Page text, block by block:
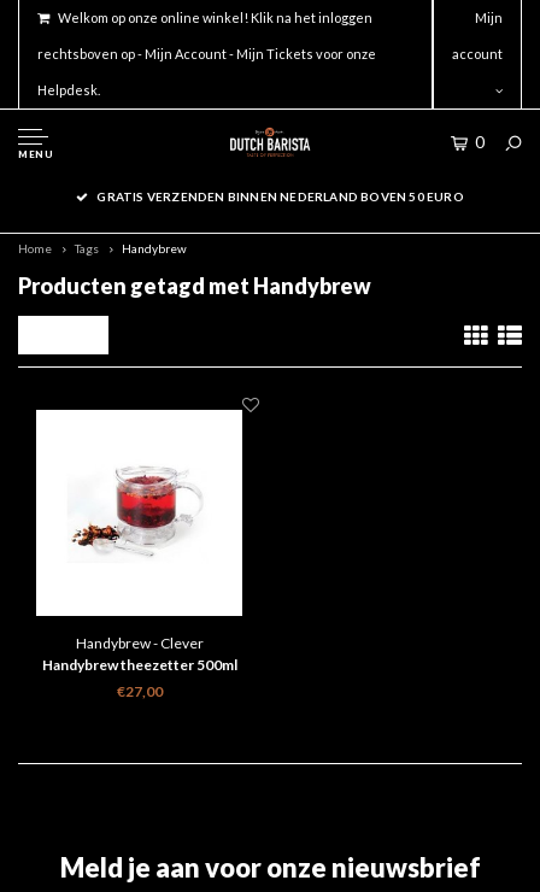
Welkom op onze online winkel! Klik na het inloggen
rechtsboven op - Mijn Account - Mijn Tickets voor onze
Helpdesk.
Mijn
account
MENU
0
GRATIS VERZENDEN BINNEN NEDERLAND BOVEN 50 EURO
Home Tags Handybrew
Producten getagd met Handybrew
Handybrew - Clever
Handybrew theezetter 500ml
€27,00
Meld je aan voor onze nieuwsbrief